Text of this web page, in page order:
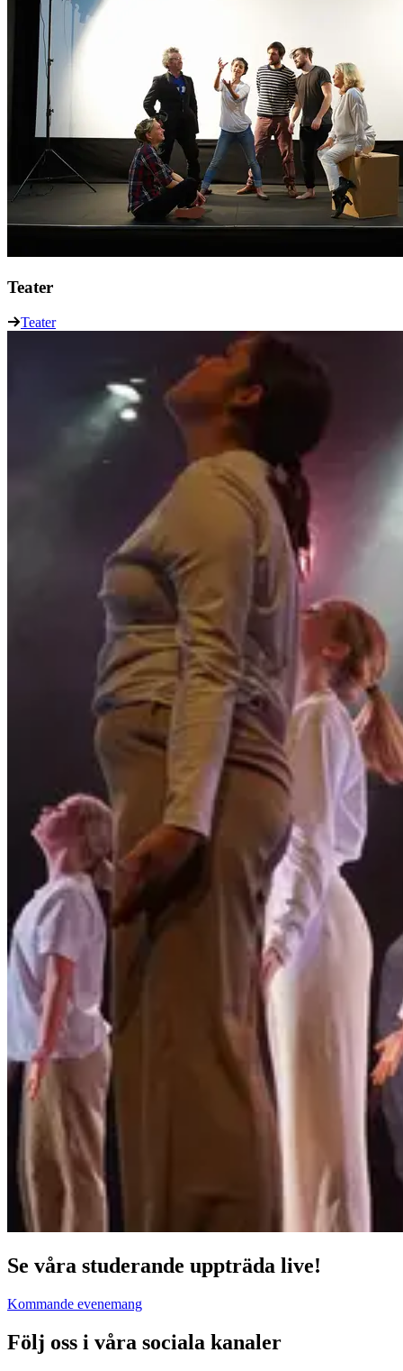
Teater
Teater
Se våra studerande uppträda live!
Kommande evenemang
Följ oss i våra sociala kanaler